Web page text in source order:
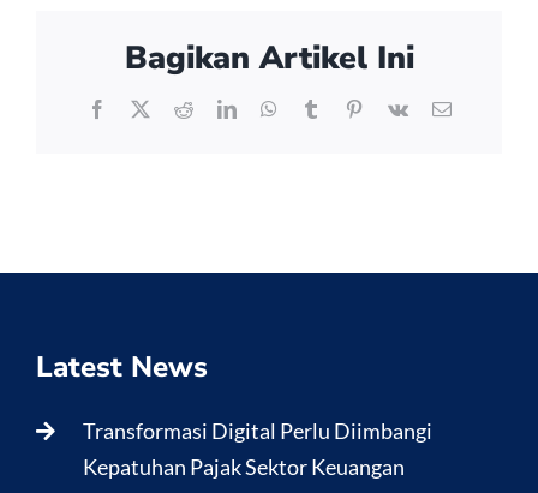
Bagikan Artikel Ini
Facebook
X RedditLinkedInWhatsApp
TumblrPinterest
Vk Email
Latest News
Transformasi Digital Perlu Diimbangi
Kepatuhan Pajak Sektor Keuangan